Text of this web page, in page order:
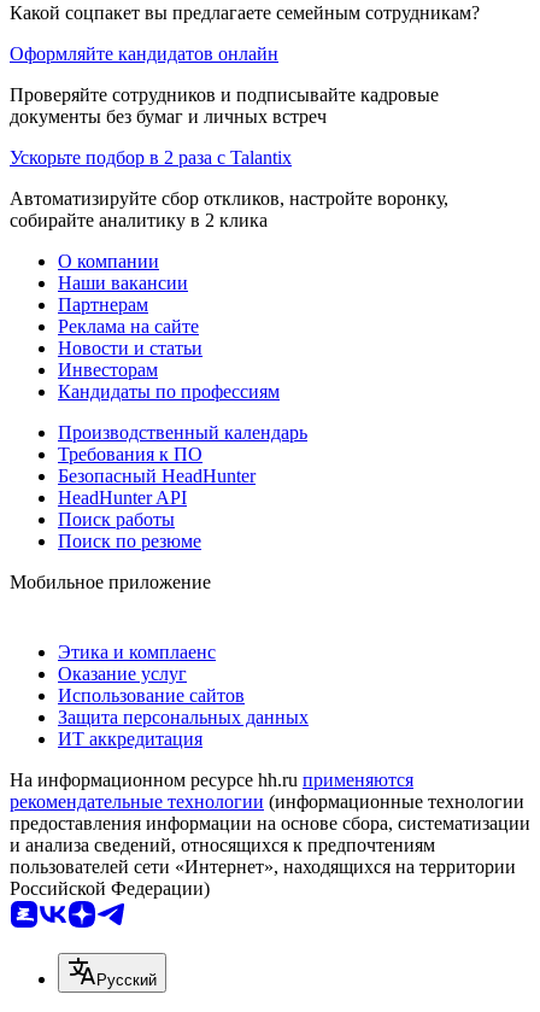
Какой соцпакет вы предлагаете семейным сотрудникам?
Оформляйте кандидатов онлайн
Проверяйте сотрудников и подписывайте кадровые
документы без бумаг и личных встреч
Ускорьте подбор в 2 раза с Talantix
Автоматизируйте сбор откликов, настройте воронку,
собирайте аналитику в 2 клика
О компании
Наши вакансии
Партнерам
Реклама на сайте
Новости и статьи
Инвесторам
Кандидаты по профессиям
Производственный календарь
Требования к ПО
Безопасный HeadHunter
HeadHunter API
Поиск работы
Поиск по резюме
Мобильное приложение
Этика и комплаенс
Оказание услуг
Использование сайтов
Защита персональных данных
ИТ аккредитация
На информационном ресурсе hh.ru применяются
рекомендательные технологии (информационные технологии
предоставления информации на основе сбора, систематизации
и анализа сведений, относящихся к предпочтениям
пользователей сети «Интернет», находящихся на территории
Российской Федерации)
Русский